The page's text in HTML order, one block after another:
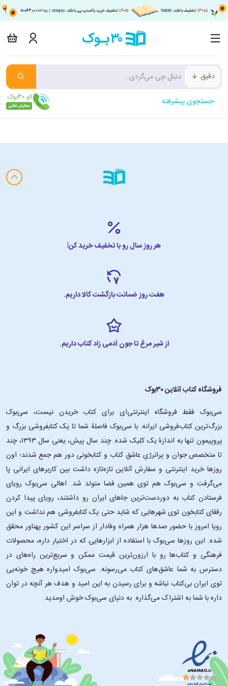
دقیق
جستجوی پیشرفته
هر روز سال رو با تخفیف خرید کن!
هفت روز ضمانت بازگشت کالا داریم.
از شیر مرغ تا جون آدمی زاد کتاب داریم.
فروشگاه کتاب آنلاین ۳۰بوک
سی‌بوک فقط فروشگاه اینترنتی‌ای برای کتاب خریدن نیست، سی‌بوک
بزرگ‌ترین کتاب‌فروشی ایرانه. با سی‌بوک فاصلۀ شما تا یک کتابفروشی بزرگ و
پروپیمون تنها به اندازۀ یک کلیک شده. چند سال پیش، یعنی سال ۱۳۹۳، چند
تا متخصص جوان و پرانرژیِ عاشقِ کتاب و کتابخونی دور هم جمع شدند؛ اون‌
روزها خرید اینترنتی و سفارش آنلاین تازه‌تازه داشت بین کاربرهای ایرانی پا
می‌گرفت و سی‌بوک هم توی همین فضا متولد شد. اهالی سی‌بوک رویای
فرستادن کتاب به دوردست‌ترین جاهای ایران رو داشتند، رویای پیدا کردن
رفقای کتابخون توی شهرهایی که شاید حتی یک کتابفروشی هم نداشت و این
رویا امروز با حضور صدها هزار همراه وفادار از سراسر این کشور پهناور محقق
شده. این ‌روزها سی‌بوک با استفاده از ابزارهایی که در اختیار داره، محصولات
فرهنگی و کتاب‌ها رو با ارزون‌ترین قیمت ممکن و سریع‌ترین راه‌های در
دسترس به شما عاشق‌های کتاب می‌رسونه. سی‌بوک امیدواره هیچ خونه‌یی
توی ایران بی‌کتاب نباشه و برای رسیدن به این امید و هدف هر آنچه در توان
داره با شما به اشتراک می‌گذاره. به دنیای سی‌بوک خوش اومدید.